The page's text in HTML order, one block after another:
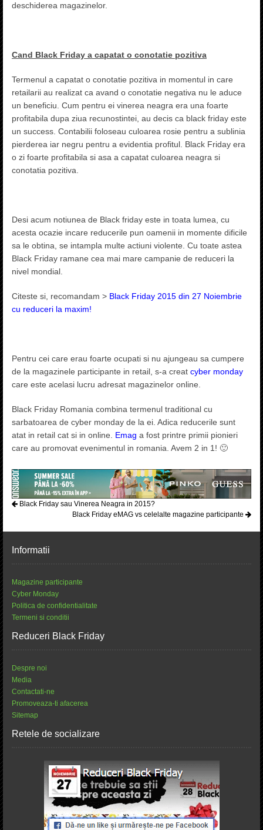
deschiderea magazinelor.
Cand Black Friday a capatat o conotatie pozitiva
Termenul a capatat o conotatie pozitiva in momentul in care
retailarii au realizat ca avand o conotatie negativa nu le aduce
un beneficiu. Cum pentru ei vinerea neagra era una foarte
profitabila dupa ziua recunostintei, au decis ca black friday este
un success. Contabilii foloseau culoarea rosie pentru a sublinia
pierderea iar negru pentru a evidentia profitul. Black Friday era
o zi foarte profitabila si asa a capatat culoarea neagra si
conotatia pozitiva.
Desi acum notiunea de Black friday este in toata lumea, cu
acesta ocazie incare reducerile pun oamenii in momente dificile
sa le obtina, se intampla multe actiuni violente. Cu toate astea
Black Friday ramane cea mai mare campanie de reduceri la
nivel mondial.
Citeste si, recomandam > Black Friday 2015 din 27 Noiembrie
cu reduceri la maxim!
Pentru cei care erau foarte ocupati si nu ajungeau sa cumpere
de la magazinele participante in retail, s-a creat cyber monday
care este acelasi lucru adresat magazinelor online.
Black Friday Romania combina termenul traditional cu
sarbatoarea de cyber monday de la ei. Adica reducerile sunt
atat in retail cat si in online. Emag a fost printre primii pionieri
care au promovat evenimentul in romania. Avem 2 in 1! 🙂
Black Friday sau Vinerea Neagra in 2015?
Black Friday eMAG vs celelalte magazine participante
Informatii
Magazine participante
Cyber Monday
Politica de confidentialitate
Termeni si conditii
Reduceri Black Friday
Despre noi
Media
Contactati-ne
Promoveaza-ti afacerea
Sitemap
Retele de socializare